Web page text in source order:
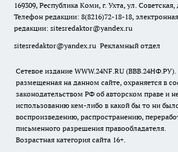
169309, Республика Коми, г. Ухта, ул.
Телефон редакции: 8(8216)72-18-18,
редакции: sitesredaktor@yandex.ru
sitesredaktor@yandex.ru Рекламный отдел
Сетевое издание WWW.24NF.RU
размещенная на данном сайте, охраняется в
законодательством РФ об авторском праве и
использованию кем-либо в какой бы то ни
воспроизведению, распространению,
письменного разрешения правообладателя.
Возрастная категория сайта 16+.